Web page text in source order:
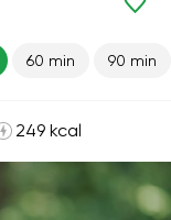
60 min 90 min
249 kcal